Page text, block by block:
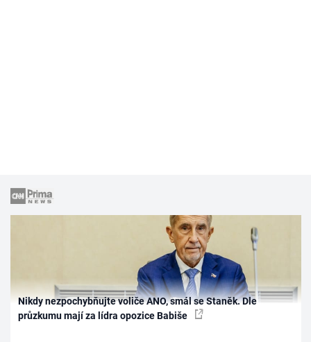
Nikdy nezpochybňujte voliče ANO, smál se Staněk. Dle
průzkumu mají za lídra opozice Babiše